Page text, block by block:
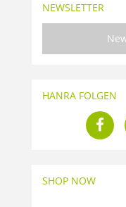
NEWSLETTER
HANRA FOLGEN
SHOP NOW